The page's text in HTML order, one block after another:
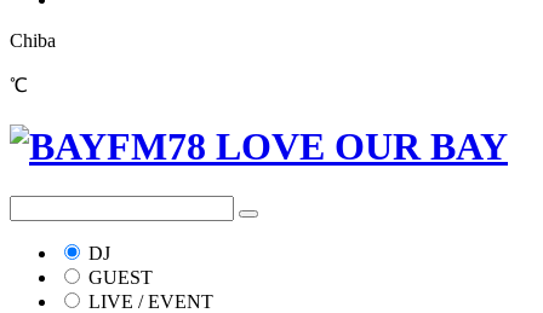
Chiba
℃
DJ
GUEST
LIVE / EVENT